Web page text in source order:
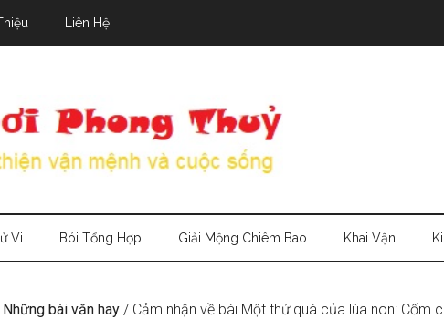
Liên Hệ
Vi Bói Tổng Hợp Giải Mộng Chiêm Bao Khai Vận
Những bài văn hay / Cảm nhận về bài Một thứ quà của lúa non: Cốm